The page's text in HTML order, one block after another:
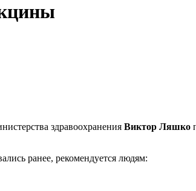
здравоохранения Виктор Ляшко
ранее, рекомендуется людям: